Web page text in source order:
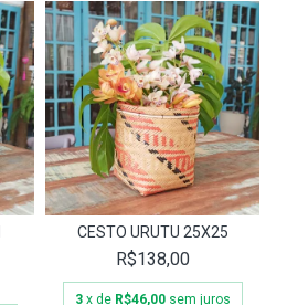
CESTO URUTU 25X25
R$138,00
3 x de R$46,00 sem juros